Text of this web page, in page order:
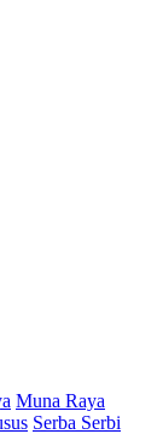
Muna Raya
Serba Serbi